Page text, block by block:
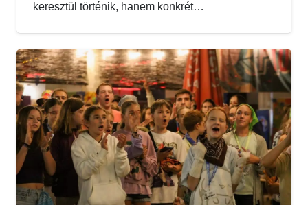
keresztül történik, hanem konkrét…